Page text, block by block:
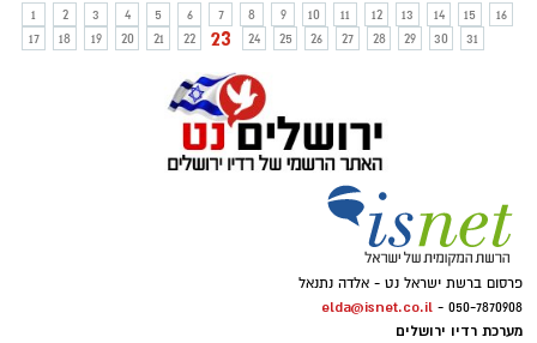
1
2 3 4 5 6 7 8 9 10 11 12 13 14 15
16
17
18 19 20 21 22 23 24 25 26 27 28 29 30 31
פרסום ברשת ישראל נט - אלדה נתנאל
050-7870908 -
elda@isnet.co.il
מערכת רדיו ירושלים